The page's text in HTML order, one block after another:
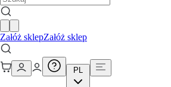
Załóż sklepZałóż sklep
PL